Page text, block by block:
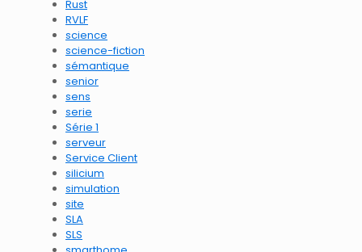
Rust
RVLF
science
science-fiction
sémantique
senior
sens
serie
Série 1
serveur
Service Client
silicium
simulation
site
SLA
SLS